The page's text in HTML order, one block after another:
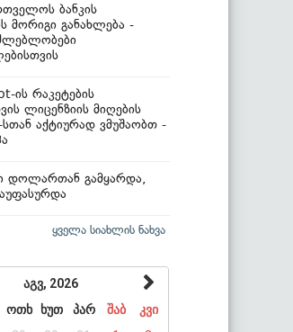
ბანკის
მორიგი განახლება -
ის რაკეტების
ლიცენზიის მიღების
სთან აქტიურად ვმუშაობთ -
დოლართან გამყარდა,
ყველა სიახლის ნახვა
აგვ, 2026
ოთხ ხუთ პარ შაბ
კვი